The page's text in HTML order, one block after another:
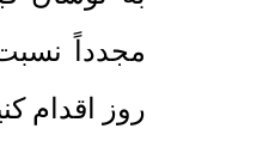
مجدداً
روز اقدام